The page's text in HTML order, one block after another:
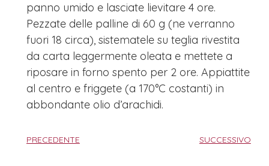
panno umido e lasciate lievitare 4 ore.
Pezzate delle palline di 60 g (ne verranno
fuori 18 circa), sistematele su teglia rivestita
da carta leggermente oleata e mettete a
riposare in forno spento per 2 ore. Appiattite
al centro e friggete (a 170°C costanti) in
abbondante olio d’arachidi.
PRECEDENTE SUCCESSIVO